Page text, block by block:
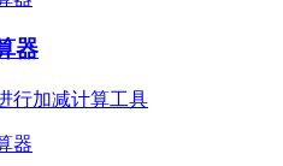
器
行加减计算工具